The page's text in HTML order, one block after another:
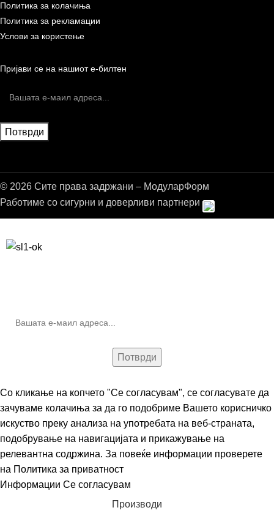
Политика за колачиња
Политика за рекламации
Услови за користење
Пријави се на нашиот е-билтен
© 2026 Сите права задржани – МодуларФорм
Работиме со сигурни и доверливи партнери
Со кликање на копчето "Се согласувам", се согласувате да
зачуваме колачиња за да го подобриме Вашето корисничко
искуство преку анализа на употребата на веб-страната,
подобрување на навигацијата и прикажување на
релевантна содржина. За повеќе информации проверете
на Политика за приватност
Информации Се согласувам
Производи